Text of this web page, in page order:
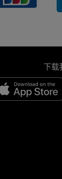
下载